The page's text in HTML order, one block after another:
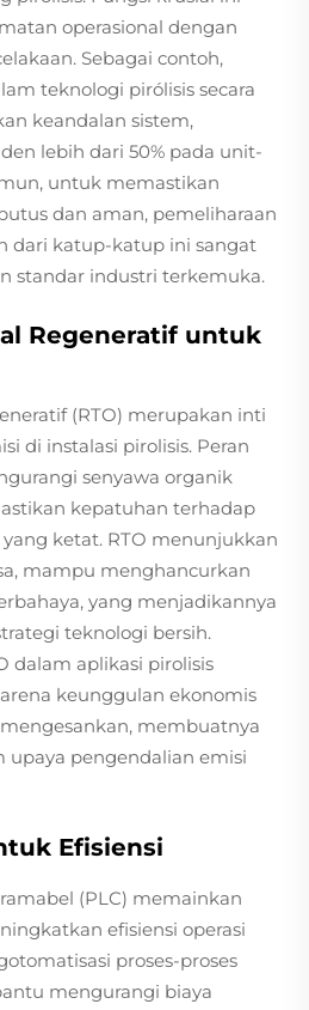
operasional dengan
Sebagai contoh,
teknologi pirólisis secara
keandalan sistem,
lebih dari 50% pada unit-
untuk memastikan
dan aman, pemeliharaan
dari katup-katup ini sangat
standar industri terkemuka.
Regeneratif untuk
(RTO) merupakan inti
di instalasi pirolisis. Peran
senyawa organik
kepatuhan terhadap
ketat. RTO menunjukkan
mampu menghancurkan
yang menjadikannya
teknologi bersih.
dalam aplikasi pirolisis
keunggulan ekonomis
membuatnya
upaya pengendalian emisi
Efisiensi
(PLC) memainkan
efisiensi operasi
proses-proses
mengurangi biaya